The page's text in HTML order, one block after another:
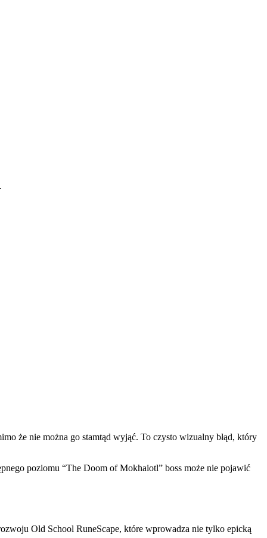
że nie można go stamtąd wyjąć. To czysto wizualny błąd, który
poziomu “The Doom of Mokhaiotl” boss może nie pojawić
Old School RuneScape, które wprowadza nie tylko epicką